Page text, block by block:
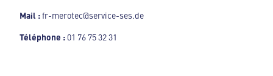
Mail :fr-merotec@service-ses.de
Téléphone : 01 76 75 32 31